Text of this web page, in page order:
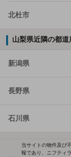
北杜市
山梨県近隣の都
新潟県
長野県
石川県
当サイトの物件及び
報であり、ニフティ